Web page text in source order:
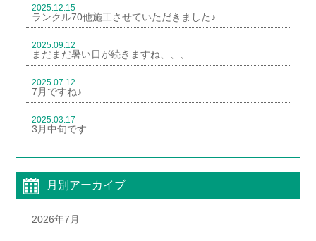
2025.12.15
ランクル70他施工させていただきました♪
2025.09.12
まだまだ暑い日が続きますね、、、
2025.07.12
7月ですね♪
2025.03.17
3月中旬です
月別アーカイブ
2026年7月